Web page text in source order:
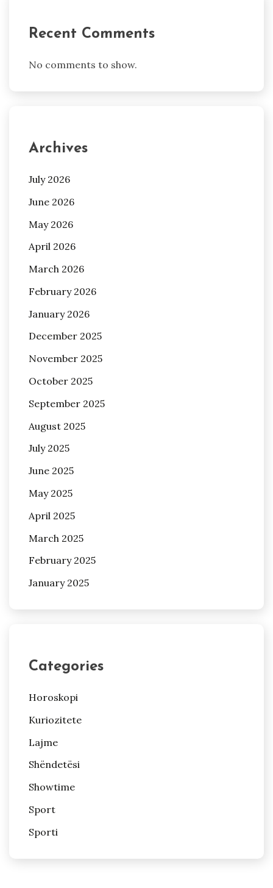
Recent Comments
No comments to show.
Archives
July 2026
June 2026
May 2026
April 2026
March 2026
February 2026
January 2026
December 2025
November 2025
October 2025
September 2025
August 2025
July 2025
June 2025
May 2025
April 2025
March 2025
February 2025
January 2025
Categories
Horoskopi
Kuriozitete
Lajme
Shëndetësi
Showtime
Sport
Sporti